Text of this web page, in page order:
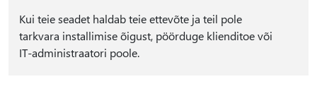
Kui teie seadet haldab teie ettevõte ja teil pole
tarkvara installimise õigust, pöörduge klienditoe või
IT-administraatori poole.